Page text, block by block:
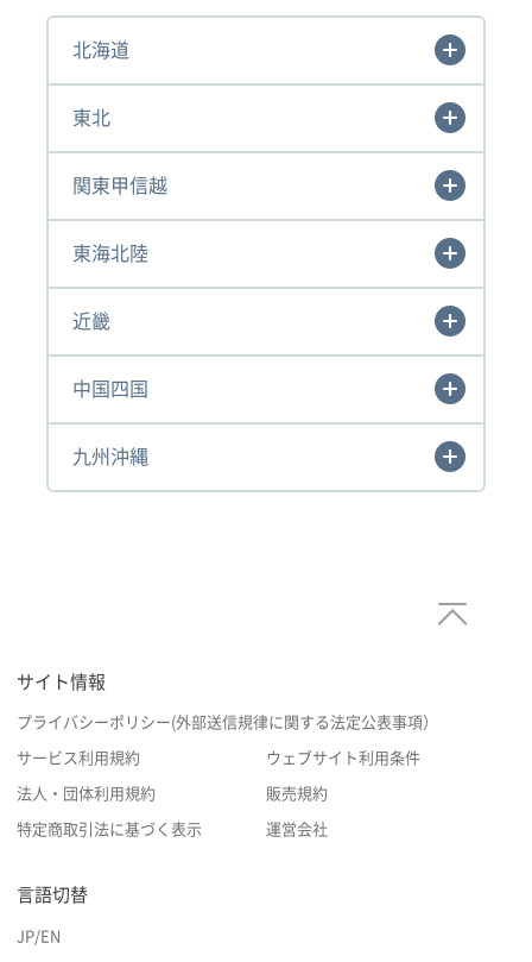
北海道
東北
関東甲信越
東海北陸
近畿
中国四国
九州沖縄
サイト情報
プライバシーポリシー(外部送信規律に関する法定公表事項）
サービス利用規約 ウェブサイト利用条件
法人・団体利用規約 販売規約
特定商取引法に基づく表示 運営会社
言語切替
JP/EN